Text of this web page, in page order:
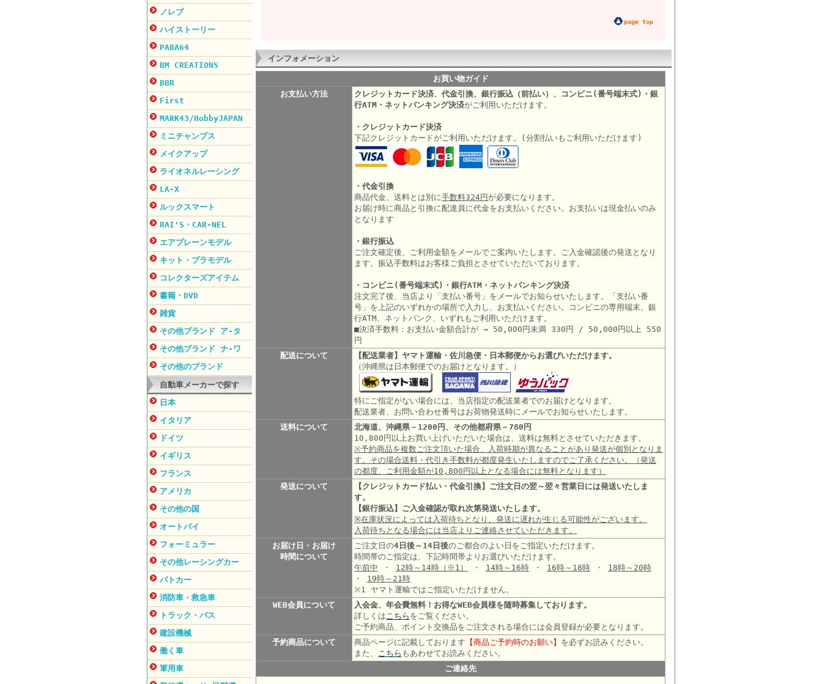
ノレブ
ハイストーリー
PARA64
BM CREATIONS
BBR
First
MARK43/HobbyJAPAN
ミニチャンプス
メイクアップ
ライオネルレーシング
LA-X
ルックスマート
RAI'S・CAR-NEL
エアプレーンモデル
キット・プラモデル
コレクターズアイテム
書籍・DVD
雑貨
その他ブランド ア-タ
その他ブランド ナ-ワ
その他のブランド
自動車メーカーで探す
日本
イタリア
ドイツ
イギリス
フランス
アメリカ
その他の国
オートバイ
フォーミュラー
その他レーシングカー
パトカー
消防車・救急車
トラック・バス
建設機械
働く車
軍用車
page top
インフォメーション
お買い物ガイド
お支払い方法
クレジットカード決済、代金引換、銀行振込（前払い）、コンビニ(番号端末式)・銀
行ATM・ネットバンキング決済がご利用いただけます。
・クレジットカード決済
下記クレジットカードがご利用いただけます。(分割払いもご利用いただけます)
・代金引換
商品代金、送料とは別に手数料324円 が必要になります。
お届け時に商品と引換に配達員に代金をお支払いください。お支払いは現金払いのみ
となります
・銀行振込
ご注文確定後、ご利用金額をメールでご案内いたします。ご入金確認後の発送となり
ます。振込手数料はお客様ご負担とさせていただいております。
・コンビニ(番号端末式)・銀行ATM・ネットバンキング決済
注文完了後、当店より「支払い番号」をメールでお知らせいたします。「支払い番
号」を上記のいずれかの場所で入力し、お支払いください。コンビニの専用端末、銀
行ATM、ネットバンク、いずれもご利用いただけます。
■決済手数料：お支払い金額合計が → 50,000円未満 330円 / 50,000円以上 550
円
配送について
【配送業者】ヤマト運輸・佐川急便・日本郵便からお選びいただけます。
（沖縄県は日本郵便でのお届けとなります。）
特にご指定がない場合には、当店指定の配送業者でのお届けとなります。
配送業者、お問い合わせ番号はお荷物発送時にメールでお知らせいたします。
送料について
北海道、沖縄県－1200円、その他都府県－780円
10,800円以上お買い上げいただいた場合は、送料は無料とさせていただきます。
※予約商品を複数ご注文頂いた場合、入荷時期が異なることがあり発送が個別となりま
す。その場合送料・代引き手数料が都度発生いたしますのでご了承ください。（発送
の都度、ご利用金額が10,800円以上となる場合には無料となります）
発送について
【クレジットカード払い・代金引換】ご注文日の翌～翌々営業日には発送いたしま
す。
【銀行振込】ご入金確認が取れ次第発送いたします。
※在庫状況によっては入荷待ちとなり、発送に遅れが生じる可能性がございます。
入荷待ちとなる場合には当店よりご連絡させていただきます。
お届け日・お届け
時間について
ご注文日の4日後～14日後のご都合のよい日をご指定いただけます。
時間帯のご指定は、下記時間帯よりお選びいただけます。
午前中 ・ 12時～14時 （※1） ・ 14時～16時 ・ 16時～18時 ・ 18時～20時
・ 19時～21時
※1 ヤマト運輸ではご指定いただけません。
WEB会員について
入会金、年会費無料！お得なWEB会員様を随時募集しております。
詳しくはこちら をご覧ください。
ご予約商品、ポイント交換品をご注文される場合には会員登録が必要となります。
予約商品について
商品ページに記載しております 【商品ご予約時のお願い】 を必ずお読みください。
また、 こちら もあわせてお読みください。
ご連絡先